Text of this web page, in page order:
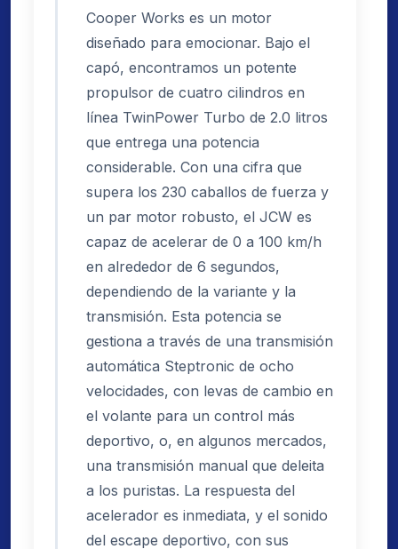
Cooper Works es un motor
diseñado para emocionar. Bajo el
capó, encontramos un potente
propulsor de cuatro cilindros en
línea TwinPower Turbo de 2.0 litros
que entrega una potencia
considerable. Con una cifra que
supera los 230 caballos de fuerza y
un par motor robusto, el JCW es
capaz de acelerar de 0 a 100 km/h
en alrededor de 6 segundos,
dependiendo de la variante y la
transmisión. Esta potencia se
gestiona a través de una transmisión
automática Steptronic de ocho
velocidades, con levas de cambio en
el volante para un control más
deportivo, o, en algunos mercados,
una transmisión manual que deleita
a los puristas. La respuesta del
acelerador es inmediata, y el sonido
del escape deportivo, con sus